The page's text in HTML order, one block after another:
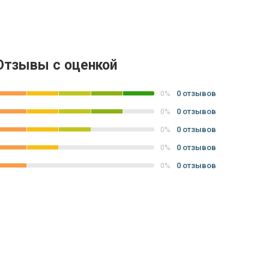
с оценкой
0% 0 отзывов
0% 0 отзывов
0% 0 отзывов
0% 0 отзывов
0% 0 отзывов